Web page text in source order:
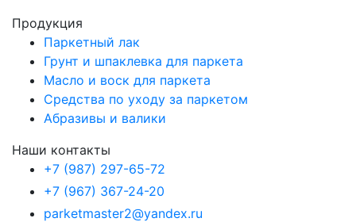
Продукция
Паркетный лак
Грунт и шпаклевка для паркета
Масло и воск для паркета
Средства по уходу за паркетом
Абразивы и валики
Наши контакты
+7 (987) 297-65-72
+7 (967) 367-24-20
parketmaster2@yandex.ru